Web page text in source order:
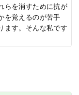
らを消すために抗が
を覚えるのが苦手
ます。そんな私です